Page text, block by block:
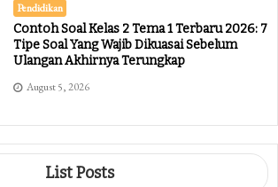
Pendidikan
Contoh Soal Kelas 2 Tema 1 Terbaru 2026: 7
Tipe Soal Yang Wajib Dikuasai Sebelum
Ulangan Akhirnya Terungkap
August 5, 2026
List Posts